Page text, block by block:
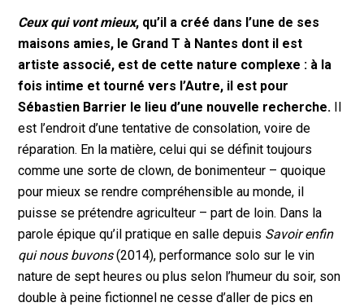
Ceux qui vont mieux, qu’il a créé dans l’une de ses
maisons amies, le Grand T à Nantes dont il est
artiste associé, est de cette nature complexe : à la
fois intime et tourné vers l’Autre, il est pour
Sébastien Barrier le lieu d’une nouvelle recherche.
est l’endroit d’une tentative de consolation, voire de
réparation. En la matière, celui qui se définit toujours
comme une sorte de clown, de bonimenteur – quoique
pour mieux se rendre compréhensible au monde, il
puisse se prétendre agriculteur – part de loin. Dans la
parole épique qu’il pratique en salle depuis Savoir enfin
qui nous buvons(2014), performance solo sur le vin
nature de sept heures ou plus selon l’humeur du soir, son
double à peine fictionnel ne cesse d’aller de pics en